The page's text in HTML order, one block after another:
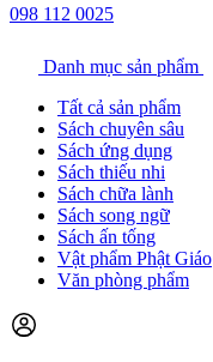
098 112 0025
Danh mục sản phẩm
Tất cả sản phẩm
Sách chuyên sâu
Sách ứng dụng
Sách thiếu nhi
Sách chữa lành
Sách song ngữ
Sách ấn tống
Vật phẩm Phật Giáo
Văn phòng phẩm